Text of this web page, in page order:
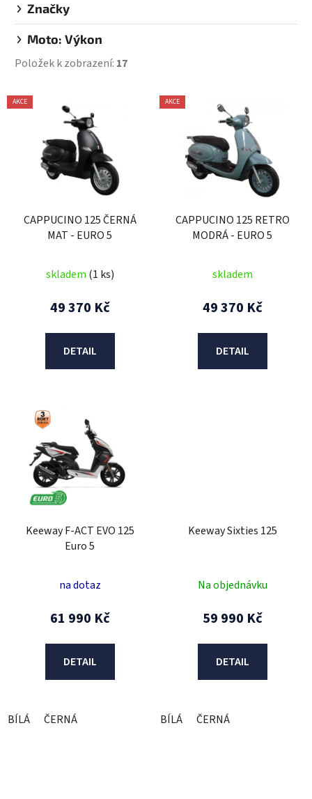
Značky
Moto: Výkon
Položek k zobrazení: 17
V
ý
AKCE
CAPPUCINO 125 ČERNÁ
MAT - EURO 5
skladem (1 ks)
49 370 Kč
DETAIL
AKCE
CAPPUCINO 125 RETRO
MODRÁ - EURO 5
skladem
49 370 Kč
DETAIL
Keeway F-ACT EVO 125
Euro 5
na dotaz
61 990 Kč
DETAIL
BÍLÁ ČERNÁ
Keeway Sixties 125
Na objednávku
59 990 Kč
DETAIL
BÍLÁ ČERNÁ